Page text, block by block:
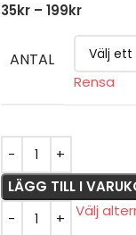
35kr – 199kr
ANTAL
Rensa
LÄGG TILL I
Välj